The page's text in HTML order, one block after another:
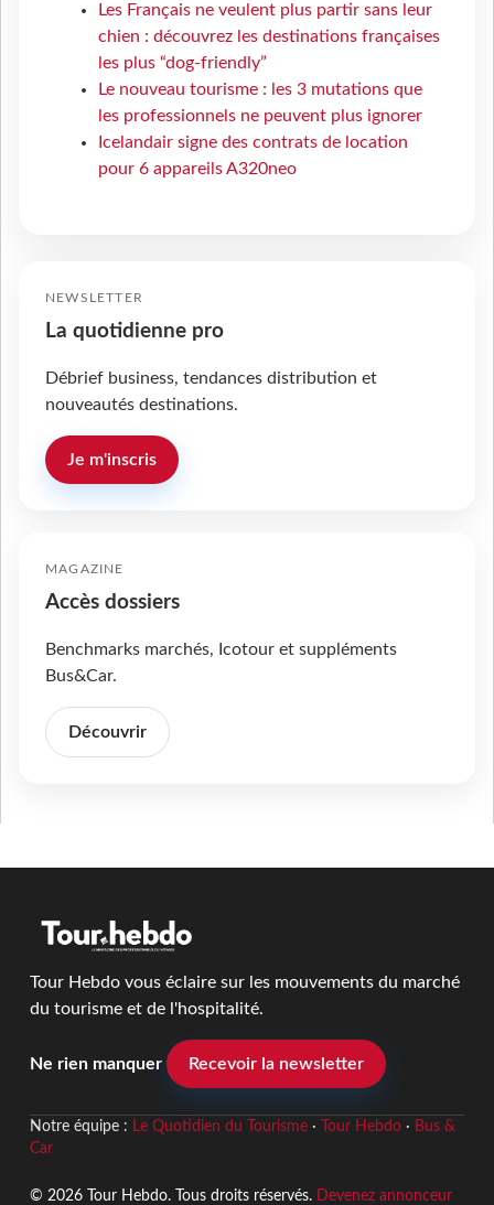
Les Français ne veulent plus partir sans leur
chien : découvrez les destinations françaises
les plus “dog-friendly”
Le nouveau tourisme : les 3 mutations que
les professionnels ne peuvent plus ignorer
Icelandair signe des contrats de location
pour 6 appareils A320neo
NEWSLETTER
La quotidienne pro
Débrief business, tendances distribution et
nouveautés destinations.
Je m'inscris
MAGAZINE
Accès dossiers
Benchmarks marchés, Icotour et suppléments
Bus&Car.
Découvrir
Tour Hebdo vous éclaire sur les mouvements du marché
du tourisme et de l'hospitalité.
Ne rien manquer Recevoir la newsletter
Notre équipe : Le Quotidien du Tourisme· Tour Hebdo· Bus &
Car
© 2026 Tour Hebdo. Tous droits réservés. Devenez annonceur